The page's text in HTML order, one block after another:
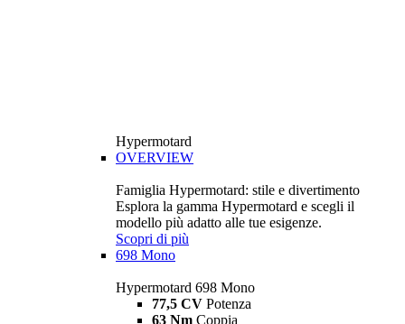
Hypermotard
OVERVIEW
Famiglia Hypermotard: stile e divertimento
Esplora la gamma Hypermotard e scegli il
modello più adatto alle tue esigenze.
Scopri di più
698 Mono
Hypermotard 698 Mono
77,5 CV Potenza
63 Nm Coppia